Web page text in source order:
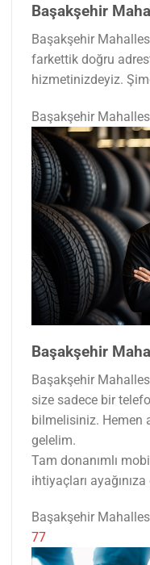
Başakşehir
Başakşehir
farkettik doğru
hizmetinizdeyiz.
Başakşehir
Başakşehir
Başakşehir
size sadece bir
bilmelisiniz. Hemen
gelelim.
Tam donanımlı
ihtiyaçları
Başakşehir
77